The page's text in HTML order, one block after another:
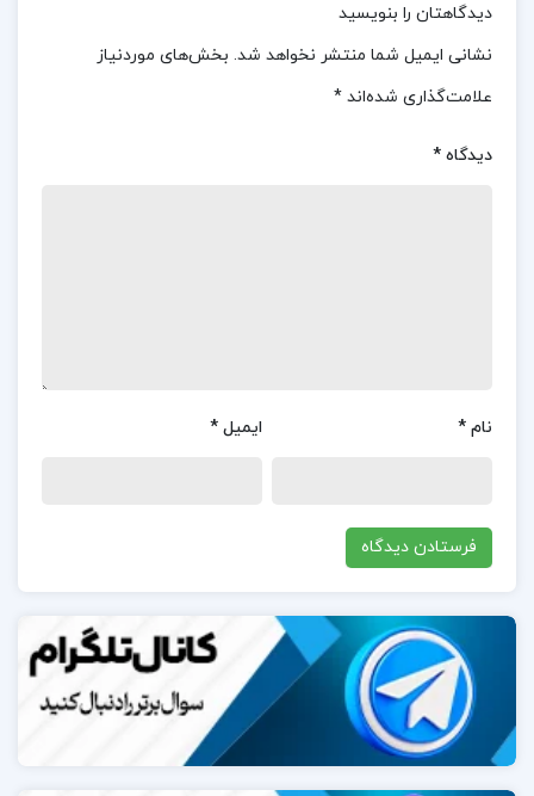
داستان، نورا سید با مشکلات فراوانی دست و پنجه نرم
می‌کند و به کتابخانه‌ای جادویی وارد می‌شود که هر کتاب
آن نمادی از یک زندگی متفاوت است که او می‌توانست
پرهیجان و جذاب را به تصویر می‌کشد، بلکه به خوانندگان
نظرات کلی کاربران در مورد کتاب ” کتابخانه نیمه شب”
جامع بودن مطالب کتاب تعریف کرده اند.
در مورد نویسنده کتاب کتابخانه نیمه شب مت هیگ:
۱۹۷۵ در منطقه شفیلد، انگلستان به دنیا آمده است. او در
دیدگاهتان را بنویسید
نشانی ایمیل شما منتشر نخواهد شد. بخش‌های موردنیاز
علامت‌گذاری شده‌اند *
دیدگاه *
نام * ایمیل *